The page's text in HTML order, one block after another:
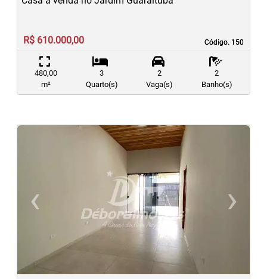
Código. 150
Código. 150
R$ 610.000,00
480,00
m²
3
Quarto(s)
2
Vaga(s)
2
Banho(s)
‹
Previous
›